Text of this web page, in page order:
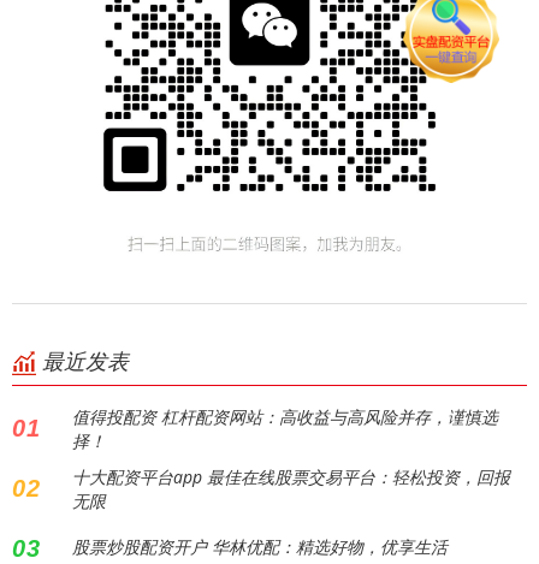
最近发表
01
值得投配资 杠杆配资网站：高收益与高风险并存，谨慎选
择！
02
十大配资平台app 最佳在线股票交易平台：轻松投资，回报
无限
03 股票炒股配资开户 华林优配：精选好物，优享生活